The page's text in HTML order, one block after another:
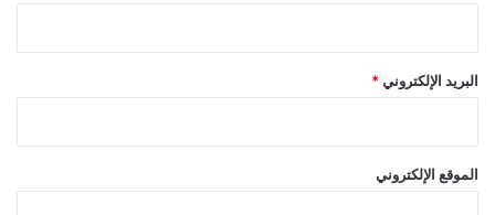
البريد الإلكتروني *
الموقع الإلكتروني